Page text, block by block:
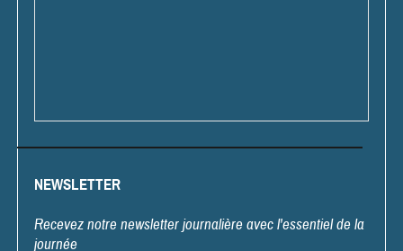
NEWSLETTER
Recevez notre newsletter journalière avec l'essentiel de la
journée